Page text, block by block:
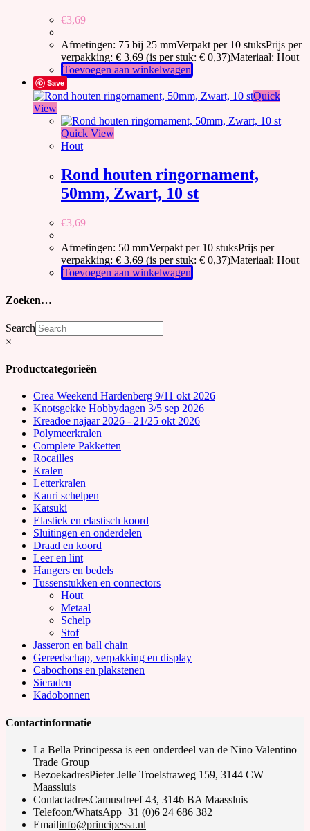
€3,69
Afmetingen: 75 bij 25 mmVerpakt per 10 stuksPrijs per
verpakking: € 3,69 (is per stuk: € 0,37)Materiaal: Hout
Toevoegen aan winkelwagen
Save
Quick
View
Quick View
Hout
Rond houten ringornament,
50mm, Zwart, 10 st
€3,69
Afmetingen: 50 mmVerpakt per 10 stuksPrijs per
verpakking: € 3,69 (is per stuk: € 0,37)Materiaal: Hout
Toevoegen aan winkelwagen
Zoeken…
Search
×
Productcategorieën
Crea Weekend Hardenberg 9/11 okt 2026
Knotsgekke Hobbydagen 3/5 sep 2026
Kreadoe najaar 2026 - 21/25 okt 2026
Polymeerkralen
Complete Pakketten
Rocailles
Kralen
Letterkralen
Kauri schelpen
Katsuki
Elastiek en elastisch koord
Sluitingen en onderdelen
Draad en koord
Leer en lint
Hangers en bedels
Tussenstukken en connectors
Hout
Metaal
Schelp
Stof
Jasseron en ball chain
Gereedschap, verpakking en display
Cabochons en plakstenen
Sieraden
Kadobonnen
Contactinformatie
La Bella Principessa is een onderdeel van de Nino Valentino
Trade Group
BezoekadresPieter Jelle Troelstraweg 159, 3144 CW
Maassluis
ContactadresCamusdreef 43, 3146 BA Maassluis
Telefoon/WhatsApp+31 (0)6 24 686 382
Emailinfo@principessa.nl